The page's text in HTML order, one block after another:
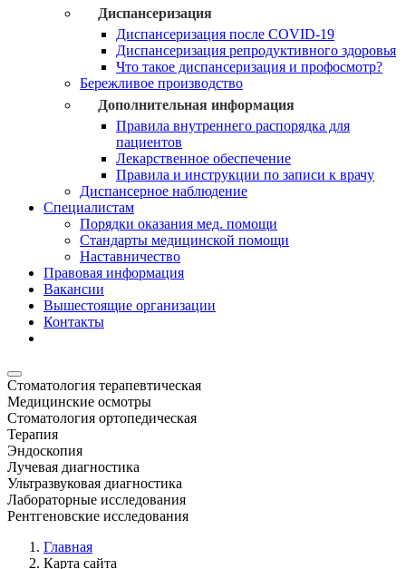
Диспансеризация
Диспансеризация после COVID-19
Диспансеризация репродуктивного здоровья
Что такое диспансеризация и профосмотр?
Бережливое производство
Дополнительная информация
Правила внутреннего распорядка для
пациентов
Лекарственное обеспечение
Правила и инструкции по записи к врачу
Диспансерное наблюдение
Специалистам
Порядки оказания мед. помощи
Стандарты медицинской помощи
Наставничество
Правовая информация
Вакансии
Вышестоящие организации
Контакты
Стоматология терапевтическая
Медицинские осмотры
Стоматология ортопедическая
Терапия
Эндоскопия
Лучевая диагностика
Ультразвуковая диагностика
Лабораторные исследования
Рентгеновские исследования
Главная
Карта сайта